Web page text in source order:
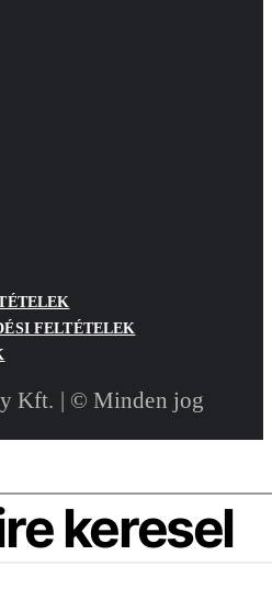
FELTÉTELEK
Kft. | © Minden jog